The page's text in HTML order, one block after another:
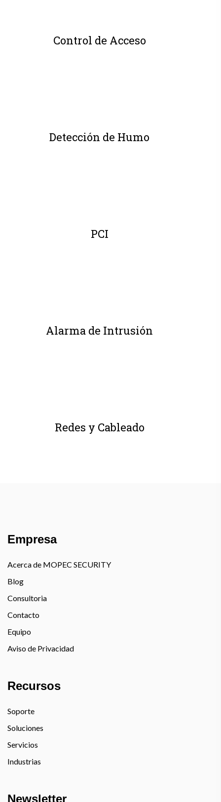
Control de Acceso
Detección de Humo
PCI
Alarma de Intrusión
Redes y Cableado
Empresa
Acerca de MOPEC SECURITY
Blog
Consultoria
Contacto
Equipo
Aviso de Privacidad
Recursos
Soporte
Soluciones
Servicios
Industrias
Newsletter